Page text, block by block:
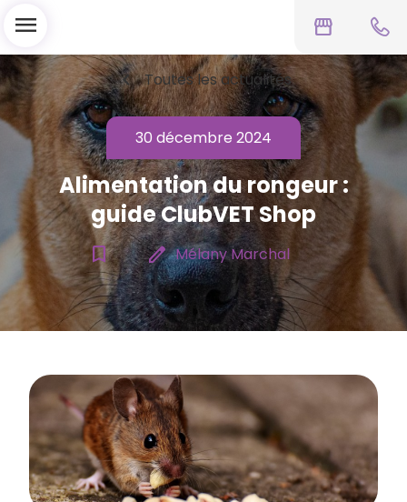
storefront
menu
chevron_left Toutes les actualités
30 décembre 2024
Alimentation du rongeur :
guide ClubVET Shop
bookmark_border edit Mélany Marchal